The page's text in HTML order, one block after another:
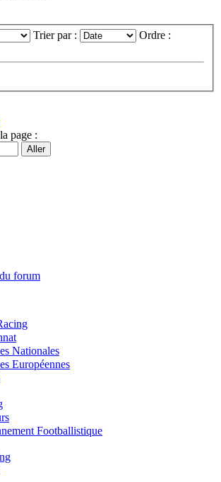
Trier par : Ordre :
page :
forum
Nationales
Européennes
Footballistique